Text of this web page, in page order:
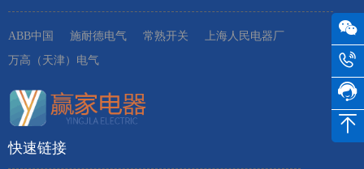
ABB中国 施耐德电气 常熟开关
上海人民电器厂
万高（天津）电气
快速链接